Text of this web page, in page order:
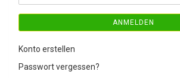
ANMELDEN
Konto erstellen
Passwort vergessen?